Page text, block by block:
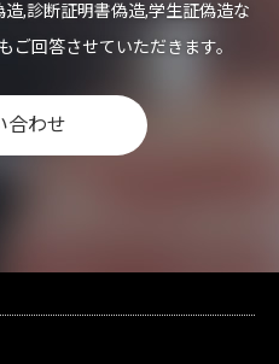
,診断証明書偽造,学生証偽造な
ご回答させていただきます。
合わせ